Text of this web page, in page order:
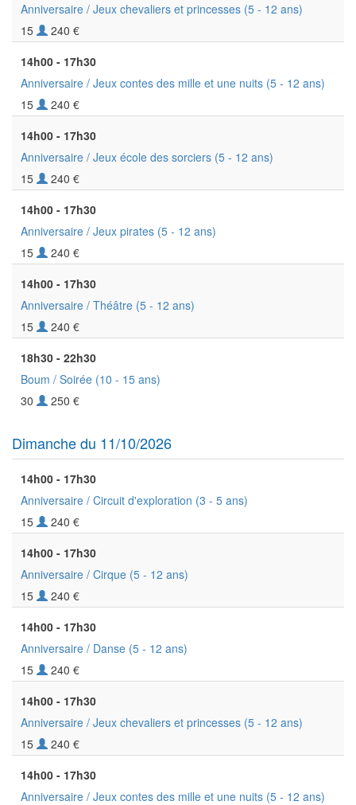
Anniversaire / Jeux chevaliers et princesses (5 - 12 ans)
15
240 €
14h00 - 17h30
Anniversaire / Jeux contes des mille et une nuits (5 - 12 ans)
15
240 €
14h00 - 17h30
Anniversaire / Jeux école des sorciers (5 - 12 ans)
15
240 €
14h00 - 17h30
Anniversaire / Jeux pirates (5 - 12 ans)
15
240 €
14h00 - 17h30
Anniversaire / Théâtre (5 - 12 ans)
15
240 €
18h30 - 22h30
Boum / Soirée (10 - 15 ans)
30
250 €
Dimanche du 11/10/2026
14h00 - 17h30
Anniversaire / Circuit d'exploration (3 - 5 ans)
15
240 €
14h00 - 17h30
Anniversaire / Cirque (5 - 12 ans)
15
240 €
14h00 - 17h30
Anniversaire / Danse (5 - 12 ans)
15
240 €
14h00 - 17h30
Anniversaire / Jeux chevaliers et princesses (5 - 12 ans)
15
240 €
14h00 - 17h30
Anniversaire / Jeux contes des mille et une nuits (5 - 12 ans)